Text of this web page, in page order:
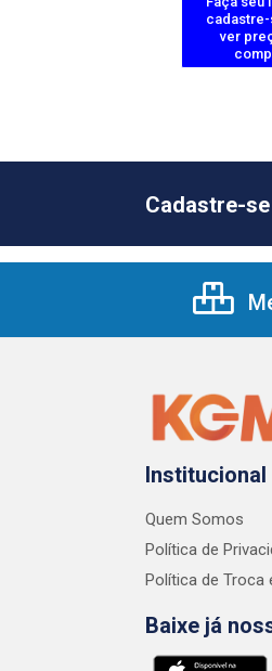
ver
Cadastre-
Institucional
Quem Somos
Política de
Política de Troca
Baixe já